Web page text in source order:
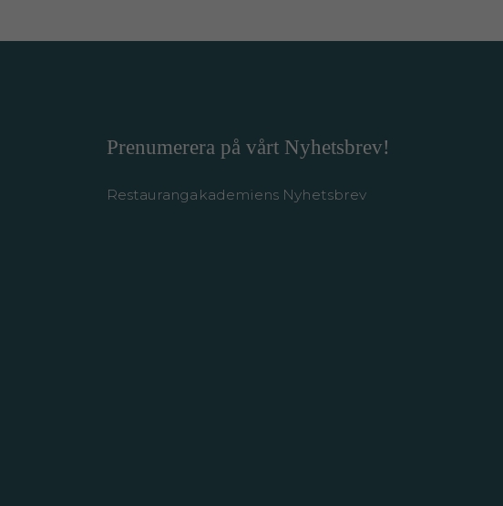
Prenumerera på vårt Nyhetsbrev!
Restaurangakademiens Nyhetsbrev